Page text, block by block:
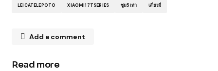
LEICATELEPOTO XIAOMI17TSERIES ซูม5เท่า เสี่ยวมี่
Add a comment
Read more